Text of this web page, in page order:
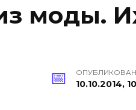
моды.
10.10.2014,